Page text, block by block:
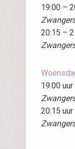
19:00 –
20:15 –
19:00 uur
20:15 uur